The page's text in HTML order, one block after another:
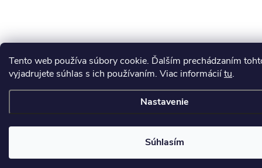
Tento web používa súbory cookie. Ďalším prechádzaním
vyjadrujete súhlas s ich používaním. Viac informáciítu.
Nastavenie
Súhlasím